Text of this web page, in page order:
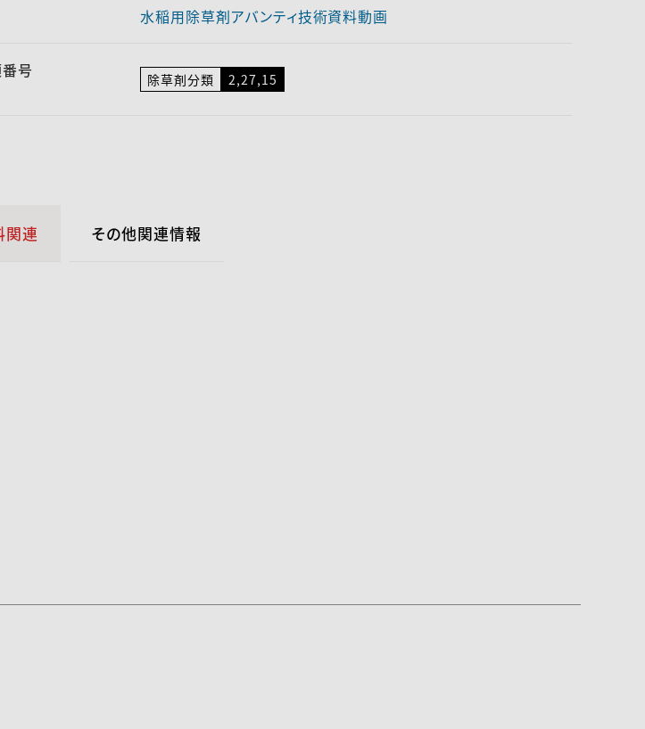
水稲用除草剤アバンティ技術資料動画
号
除草剤分類 2,27,15
関連 その他関連情報